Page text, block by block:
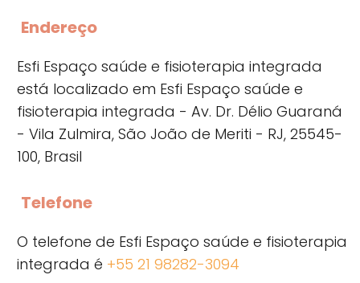
Endereço
Esfi Espaço saúde e fisioterapia integrada
está localizado em Esfi Espaço saúde e
fisioterapia integrada - Av. Dr. Délio Guaraná
- Vila Zulmira, São João de Meriti - RJ, 25545-
100, Brasil
Telefone
O telefone de Esfi Espaço saúde e fisioterapia
integrada é +55 21 98282-3094